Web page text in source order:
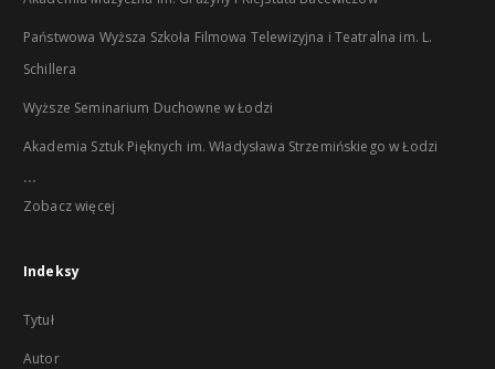
Państwowa Wyższa Szkoła Filmowa Telewizyjna i Teatralna im. L.
Schillera
Wyższe Seminarium Duchowne w Łodzi
Akademia Sztuk Pięknych im. Władysława Strzemińskiego w Łodzi
...
Zobacz więcej
Indeksy
Tytuł
Autor